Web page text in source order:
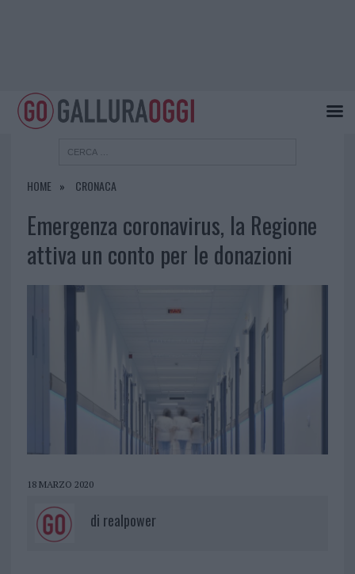
HOME CRONACA
Emergenza coronavirus, la Regione
attiva un conto per le donazioni
18 MARZO 2020
di realpower